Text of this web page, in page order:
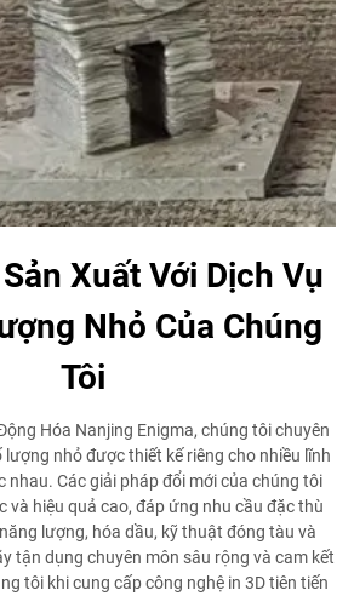
Xuất Với Dịch Vụ
Nhỏ Của Chúng
Tôi
Hóa Nanjing Enigma, chúng tôi chuyên
lượng nhỏ được thiết kế riêng cho nhiều lĩnh
nhau. Các giải pháp đổi mới của chúng tôi
và hiệu quả cao, đáp ứng nhu cầu đặc thù
lượng, hóa dầu, kỹ thuật đóng tàu và
tận dụng chuyên môn sâu rộng và cam kết
tôi khi cung cấp công nghệ in 3D tiên tiến